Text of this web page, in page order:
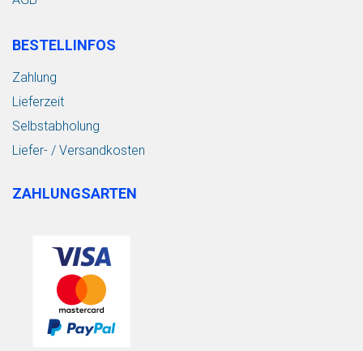
BESTELLINFOS
Zahlung
Lieferzeit
Selbstabholung
Liefer- / Versandkosten
ZAHLUNGSARTEN